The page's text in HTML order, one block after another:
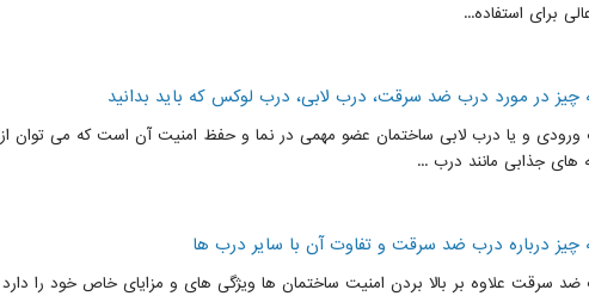
برای استفاده...
چیز در مورد درب ضد سرقت، درب لابی، درب لوکس که باید بدانید
ورودی و یا درب لابی ساختمان عضو مهمی در نما و حفظ امنیت آن است که می توان از
های جذابی مانند درب ...
چیز درباره درب ضد سرقت و تفاوت آن با سایر درب ها
سرقت علاوه بر بالا بردن امنیت ساختمان ها ویژگی های و مزایای خاص خود را دارد